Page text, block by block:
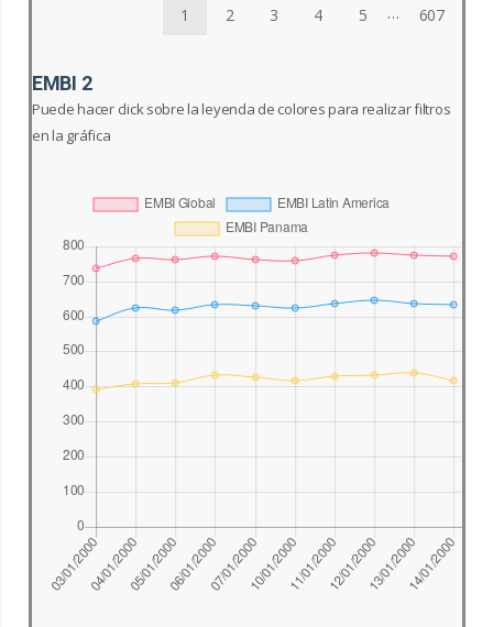
1 2 3 4 5 … 607
EMBI 2
Puede hacer click sobre la leyenda de colores para realizar filtros
en la gráfica